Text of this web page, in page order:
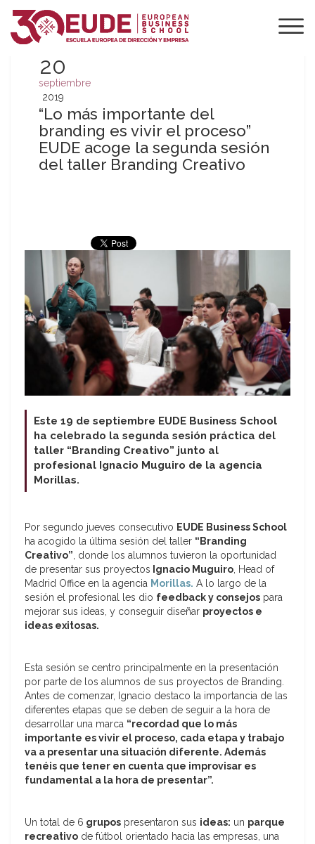
20
septiembre
2019
“Lo más importante del
branding es vivir el proceso”
EUDE acoge la segunda sesión
del taller Branding Creativo
Este 19 de septiembre EUDE Business School
ha celebrado la segunda sesión práctica del
taller “Branding Creativo” junto al
profesional Ignacio Muguiro de la agencia
Morillas.
Por segundo jueves consecutivo EUDE Business School
ha acogido la última sesión del taller “Branding
Creativo”, donde los alumnos tuvieron la oportunidad
de presentar sus proyectos Ignacio Muguiro, Head of
Madrid Office en la agencia Morillas. A lo largo de la
sesión el profesional les dio feedback y consejos para
mejorar sus ideas, y conseguir diseñar proyectos e
ideas exitosas.
Esta sesión se centro principalmente en la presentación
por parte de los alumnos de sus proyectos de Branding.
Antes de comenzar, Ignacio destaco la importancia de las
diferentes etapas que se deben de seguir a la hora de
desarrollar una marca “recordad que lo más
importante es vivir el proceso, cada etapa y trabajo
va a presentar una situación diferente. Además
tenéis que tener en cuenta que improvisar es
fundamental a la hora de presentar”.
Un total de 6 grupos presentaron sus ideas: un parque
recreativo de fútbol orientado hacia las empresas, una